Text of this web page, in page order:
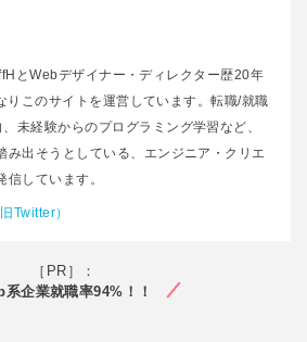
とWebデザイナー・ディレクター歴20年
りこのサイトを運営しています。転職/就職
未経験からのプログラミング学習など、
み出そうとしている、エンジニア・クリエ
信しています。
Twitter）
［PR］：
系企業就職率94%！！